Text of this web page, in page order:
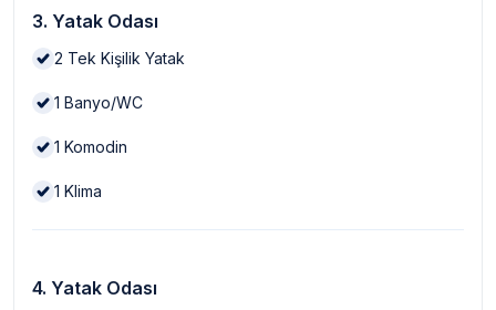
3. Yatak Odası
2 Tek Kişilik Yatak
1 Banyo/WC
1 Komodin
1 Klima
4. Yatak Odası